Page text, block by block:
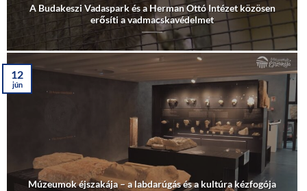
A Budakeszi Vadaspark és a Herman Ottó Intézet közösen
erősíti a vadmacskavédelmet
Múzeumok éjszakája – a labdarúgás és a kultúra kézfogója
12
jún